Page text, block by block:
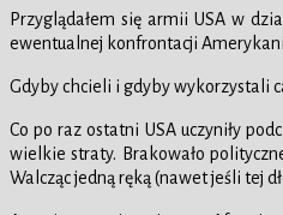
Przyglądałem się armii USA w
ewentualnej konfrontacji
Gdyby chcieli i gdyby wykorzystali
Co po raz ostatni USA uczyniły
wielkie straty. Brakowało
Walcząc jedną ręką (nawet jeśli tej